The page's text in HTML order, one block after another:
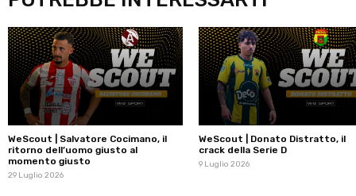
WeScout | Salvatore Cocimano, il
ritorno dell’uomo giusto al
momento giusto
29 Luglio 2026
WeScout | Donato Distratto, il
crack della Serie D
9 Luglio 2026